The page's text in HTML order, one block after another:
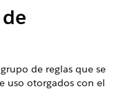
de reglas que se
uso otorgados con el